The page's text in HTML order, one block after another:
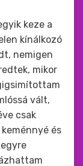
keze a
kínálkozó
nemigen
mikor
vált,
csak
és